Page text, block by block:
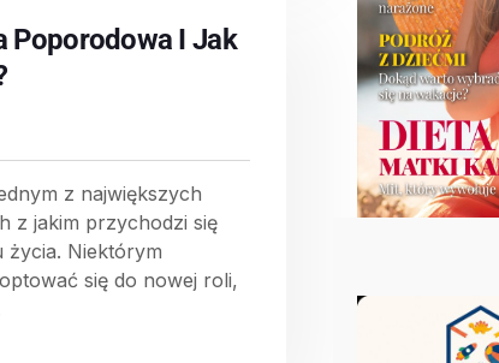
Poporodowa I Jak
z największych
z jakim przychodzi się
życia. Niektórym
się do nowej roli,